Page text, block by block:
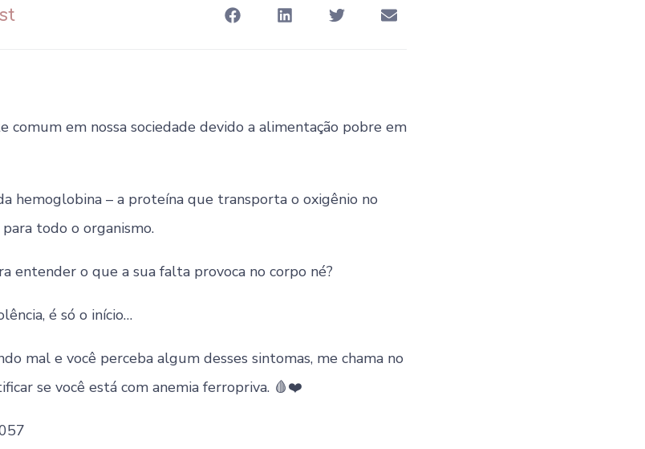
comum em nossa sociedade devido a alimentação pobre em
hemoglobina – a proteína que transporta o oxigênio no
todo o organismo.
entender o que a sua falta provoca no corpo né?
é só o início…
mal e você perceba algum desses sintomas, me chama no
se você está com anemia ferropriva. 🩸❤️